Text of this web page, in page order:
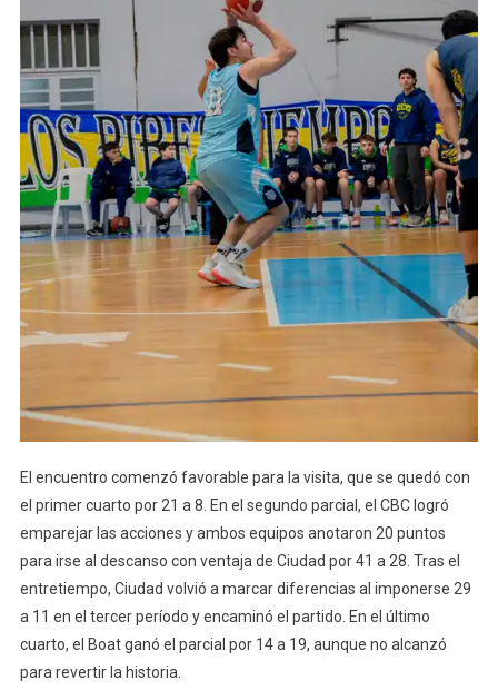
El encuentro comenzó favorable para la visita, que se quedó con
el primer cuarto por 21 a 8. En el segundo parcial, el CBC logró
emparejar las acciones y ambos equipos anotaron 20 puntos
para irse al descanso con ventaja de Ciudad por 41 a 28. Tras el
entretiempo, Ciudad volvió a marcar diferencias al imponerse 29
a 11 en el tercer período y encaminó el partido. En el último
cuarto, el Boat ganó el parcial por 14 a 19, aunque no alcanzó
para revertir la historia.